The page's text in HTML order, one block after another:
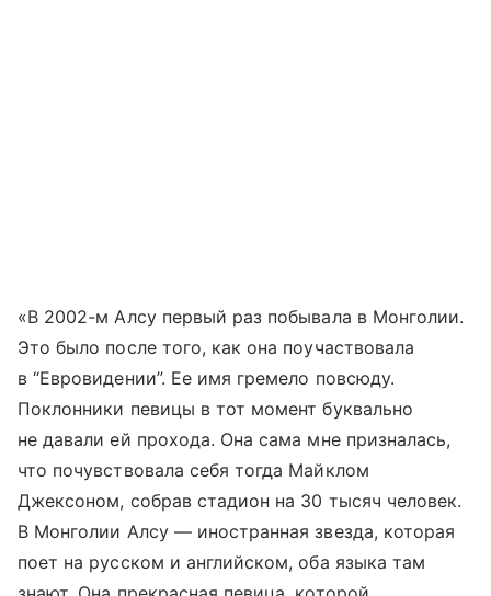
«В 2002-м Алсу первый раз побывала в Монголии.
Это было после того, как она поучаствовала
в “Евровидении”. Ее имя гремело повсюду.
Поклонники певицы в тот момент буквально
не давали ей прохода. Она сама мне призналась,
что почувствовала себя тогда Майклом
Джексоном, собрав стадион на 30 тысяч человек.
В Монголии Алсу — иностранная звезда, которая
поет на русском и английском, оба языка там